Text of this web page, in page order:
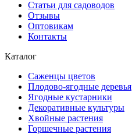
Статьи для садоводов
Отзывы
Оптовикам
Контакты
Каталог
Саженцы цветов
Плодово-ягодные деревья
Ягодные кустарники
Декоративные культуры
Хвойные растения
Горшечные растения